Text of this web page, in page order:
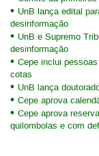
UnB lança edital
desinformação
UnB e Supremo
desinformação
Cepe inclui
cotas
UnB lança
Cepe aprova
Cepe aprova
quilombolas e com